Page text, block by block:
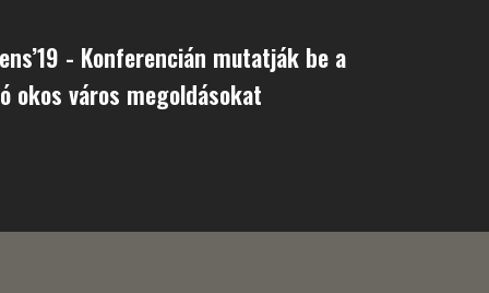
- Konferencián mutatják be a
okos város megoldásokat